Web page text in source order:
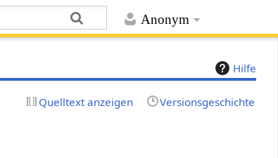
Anonym
Hilfe
Quelltext anzeigen Versionsgeschichte